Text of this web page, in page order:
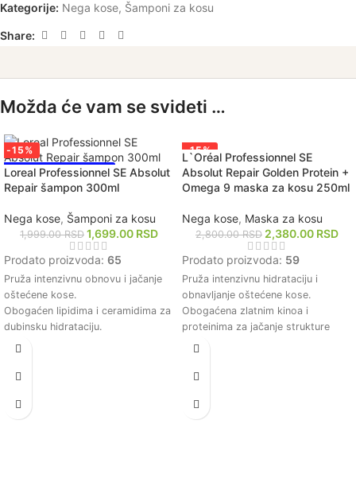
Kategorije: Nega kose, Šamponi za kosu
Share:
Možda će vam se svideti …
-15%
NAJPRODAVANIJE!
Loreal Professionnel SE Absolut
Repair šampon 300ml
Nega kose, Šamponi za kosu
1,999.00RSD 1,699.00 RSD
Prodato proizvoda: 65
Pruža intenzivnu obnovu i jačanje
oštećene kose.
Obogaćen lipidima i ceramidima za
dubinsku hidrataciju.
Pomaže u smanjenju lomljenja i
Ostavlja kosu mekom, glatkom i
Pogodan za svakodnevnu upotrebu
-15%
NAJPRODAVANIJE!
L`Oréal Professionnel SE
Absolut Repair Golden Protein +
Omega 9 maska za kosu 250ml
Nega kose, Maska za kosu
2,800.00RSD 2,380.00 RSD
Prodato proizvoda: 59
Pruža intenzivnu hidrataciju i
obnavljanje oštećene kose.
Obogaćena zlatnim kinoa i
proteinima za jačanje strukture
kose.
sjajnom nakon upotrebe.
elastičnost kose.